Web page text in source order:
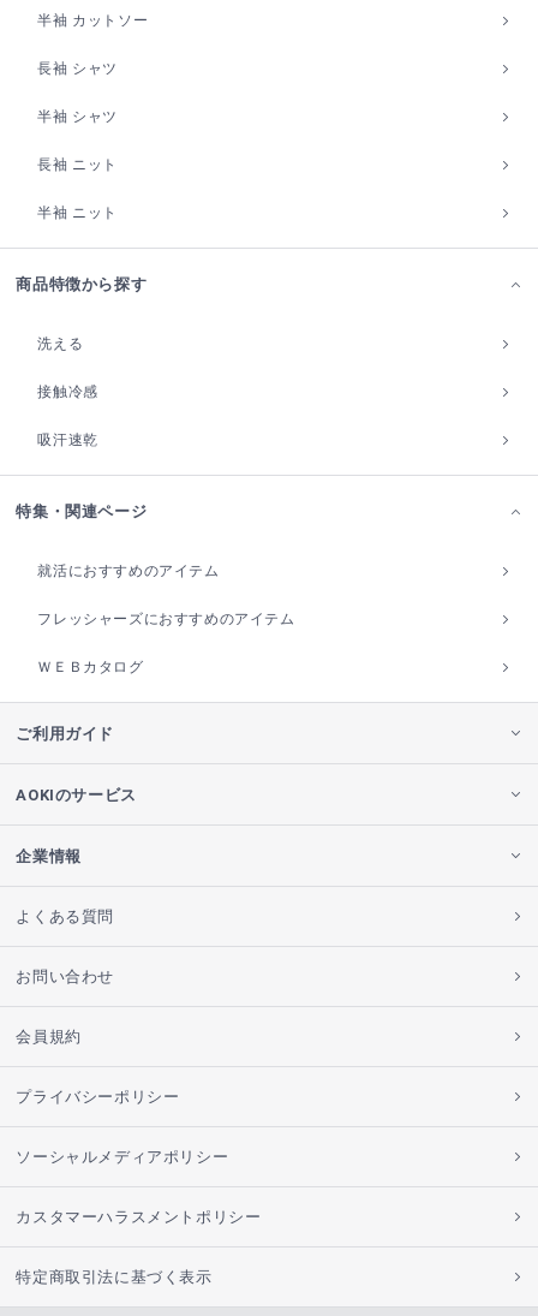
半袖 カットソー
長袖 シャツ
半袖 シャツ
長袖 ニット
半袖 ニット
商品特徴から探す
洗える
接触冷感
吸汗速乾
特集・関連ページ
就活におすすめのアイテム
フレッシャーズにおすすめのアイテム
ＷＥＢカタログ
ご利用ガイド
AOKIのサービス
企業情報
よくある質問
お問い合わせ
会員規約
プライバシーポリシー
ソーシャルメディアポリシー
カスタマーハラスメントポリシー
特定商取引法に基づく表示